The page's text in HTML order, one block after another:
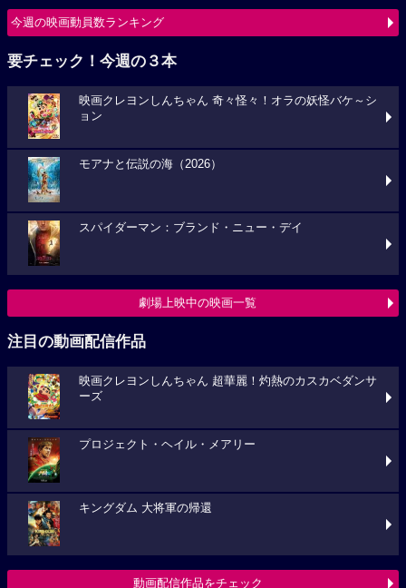
今週の映画動員数ランキング
要チェック！今週の３本
映画クレヨンしんちゃん 奇々怪々！オラの妖怪バケ～シ
ョン
モアナと伝説の海（2026）
スパイダーマン：ブランド・ニュー・デイ
劇場上映中の映画一覧
注目の動画配信作品
映画クレヨンしんちゃん 超華麗！灼熱のカスカベダンサ
ーズ
プロジェクト・ヘイル・メアリー
キングダム 大将軍の帰還
動画配信作品をチェック